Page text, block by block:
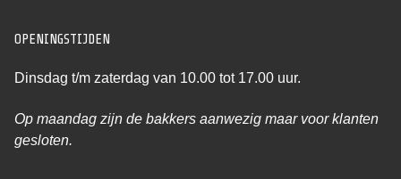
OPENINGSTIJDEN
Dinsdag t/m zaterdag van 10.00 tot 17.00 uur.
Op maandag zijn de bakkers aanwezig maar voor klanten
gesloten.